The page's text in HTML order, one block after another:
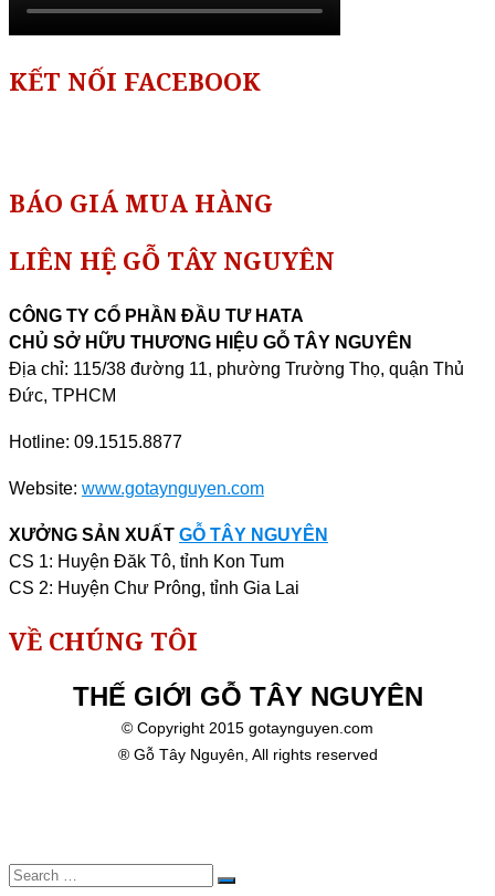
KẾT NỐI FACEBOOK
BÁO GIÁ MUA HÀNG
LIÊN HỆ GỖ TÂY NGUYÊN
CÔNG TY CỔ PHẦN ĐẦU TƯ HATA
CHỦ SỞ HỮU THƯƠNG HIỆU GỖ TÂY NGUYÊN
Địa chỉ: 115/38 đường 11, phường Trường Thọ, quận Thủ
Đức, TPHCM
Hotline: 09.1515.8877
Website: www.gotaynguyen.com
XƯỞNG SẢN XUẤT GỖ TÂY NGUYÊN
CS 1: Huyện Đăk Tô, tỉnh Kon Tum
CS 2: Huyện Chư Prông, tỉnh Gia Lai
VỀ CHÚNG TÔI
THẾ GIỚI GỖ TÂY NGUYÊN
© Copyright 2015 gotaynguyen.com
® Gỗ Tây Nguyên, All rights reserved